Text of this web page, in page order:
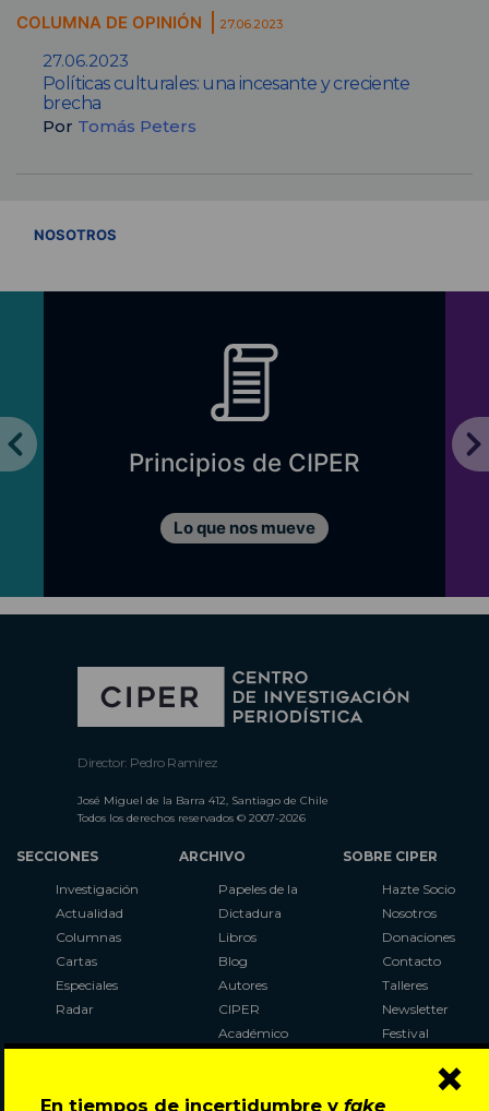
En tiempos de incertidumbre y fake ×
COLUMNA DE OPINIÓN 27.06.2023
27.06.2023
Políticas culturales: una incesante y creciente
brecha
Por Tomás Peters
NOSOTROS
Principios de CIPER
Lo que nos mueve
Director: Pedro Ramírez
José Miguel de la Barra 412, Santiago de Chile
Todos los derechos reservados © 2007-2026
SECCIONES
Investigación
Actualidad
Columnas
Cartas
Especiales
Radar
ARCHIVO
Papeles de la
Dictadura
Libros
Blog
Autores
CIPER
Académico
Al Plebiscito
SOBRE CIPER
Hazte Socio
Nosotros
Donaciones
Contacto
Talleres
Newsletter
Festival